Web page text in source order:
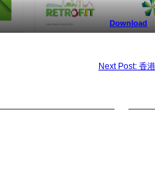
Download
Next Post: 香